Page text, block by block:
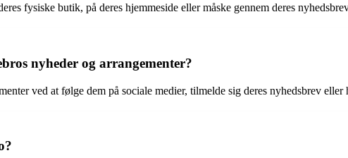
fysiske butik, på deres hjemmeside eller måske gennem deres
nyheder og arrangementer?
ved at følge dem på sociale medier, tilmelde sig deres nyhedsbrev